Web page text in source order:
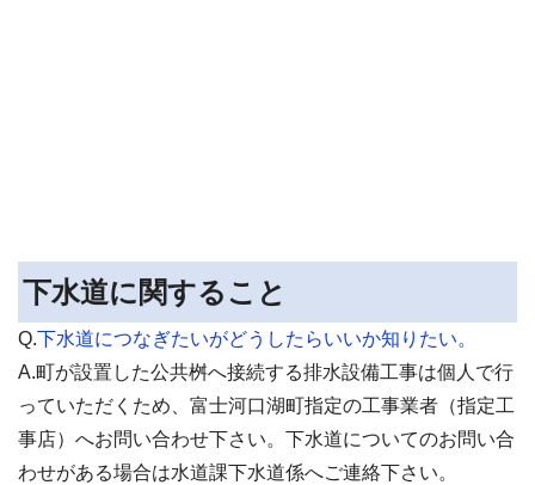
下水道に関すること
Q.下水道につなぎたいがどうしたらいいか知りたい。
A.町が設置した公共桝へ接続する排水設備工事は個人で行
っていただくため、富士河口湖町指定の工事業者（指定工
事店）へお問い合わせ下さい。下水道についてのお問い合
わせがある場合は水道課下水道係へご連絡下さい。